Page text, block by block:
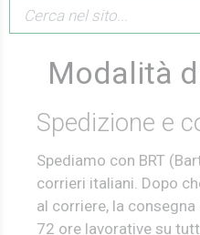
Modalità
Spedizione e
Spediamo con BRT
corrieri italiani. Dopo
al corriere, la
72 ore lavorative su